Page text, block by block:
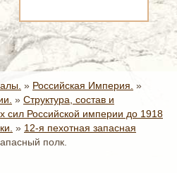
» Российская Империя. »
» Структура, состав и
сил Российской империи до 1918
» 12-я пехотная запасная
полк.